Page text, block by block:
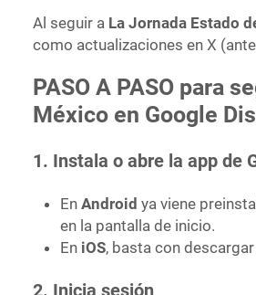
Al seguir a La Jornada Estado
como actualizaciones en X
PASO A PASO para
México en Google
1. Instala o abre la app de
EnAndroid ya viene
en la pantalla de inicio.
En iOS, basta con